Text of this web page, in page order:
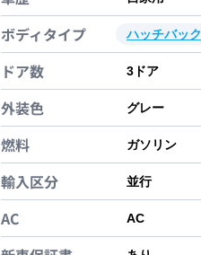
ボディタイプ ハッチバック
ドア数 3 ドア
外装色 グレー
燃料 ガソリン
輸入区分 並行
AC AC